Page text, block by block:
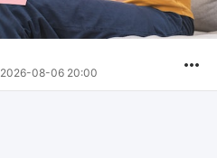
2026-08-06 20:00